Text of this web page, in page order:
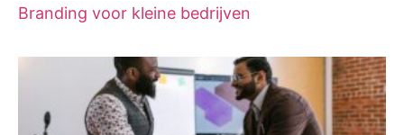
Branding voor kleine bedrijven